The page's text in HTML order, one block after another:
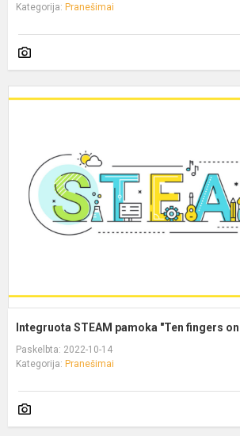
Kategorija: Pranešimai
Integruota STEAM pamoka "Ten fingers
Paskelbta: 2022-10-14
Kategorija: Pranešimai